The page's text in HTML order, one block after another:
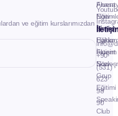
ve eğitim kurslarımızdan
İletişim
Fluent
Now -
Birebir
Eğitim
Fluent
Now -
Grup
Eğitimi
Club
+90
(531)
623
98
90